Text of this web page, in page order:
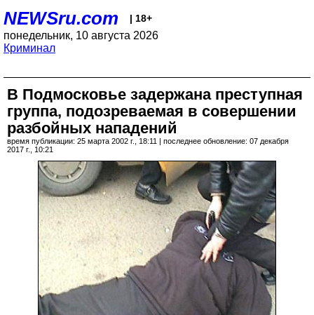
NEWSru.com | 18+
понедельник, 10 августа 2026
Криминал
В Подмосковье задержана преступная
группа, подозреваемая в совершении
разбойных нападений
время публикации: 25 марта 2002 г., 18:11 | последнее обновление: 07 декабря
2017 г., 10:21